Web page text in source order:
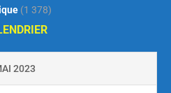
(1 378)
2023